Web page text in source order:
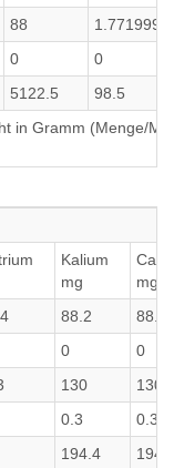
88
0
0
5122.5
98.5
in Gramm (Menge/
Kalium
mg
mg
88.2
88.2
0
0
130
130
0.3
0.3
194.4